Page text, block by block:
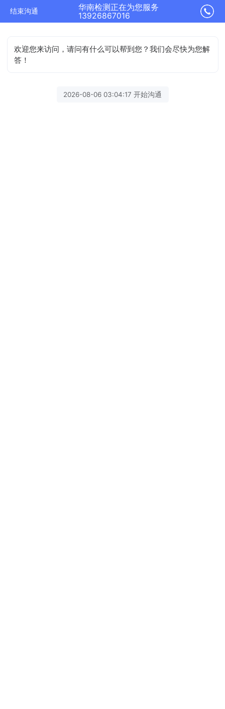
结束沟通
华南检测正在为您服务
13926867016
欢迎您来访问，请问有什么可以帮到您？我们会尽快为您解
答！
2026-08-06 03:04:17 开始沟通